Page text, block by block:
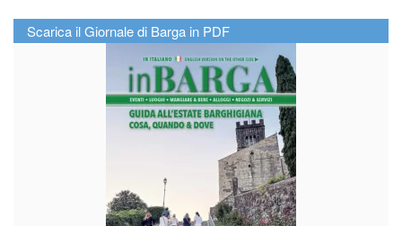
Scarica il Giornale di Barga in PDF